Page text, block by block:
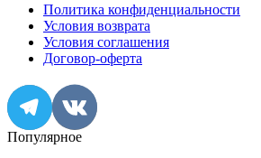
Политика конфиденциальности
Условия возврата
Условия соглашения
Договор-оферта
Популярное